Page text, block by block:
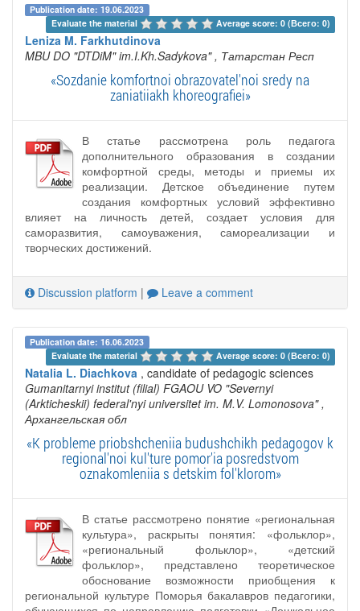
Publication date: 19.06.2023
Evaluate the material
Average score: 0 (Всего: 0)
Leniza M. Farkhutdinova
MBU DO "DTDiM" im.I.Kh.Sadykova" , Татарстан Респ
«Sozdanie komfortnoi obrazovatel'noi sredy na
zaniatiiakh khoreografiei»
В статье рассмотрена роль педагога
дополнительного образования в создании
комфортной среды, методы и приемы их
реализации. Детское объединение путем
создания комфортных условий эффективно
влияет на личность детей, создает условия для
саморазвития, самоуважения, самореализации и
творческих достижений.
Discussion platform | Leave a comment
Publication date: 16.06.2023
Evaluate the material
Average score: 0 (Всего: 0)
Natalia L. Diachkova , candidate of pedagogic sciences
Gumanitarnyi institut (filial) FGAOU VO "Severnyi
(Arkticheskii) federal'nyi universitet im. M.V. Lomonosova" ,
Архангельская обл
«K probleme priobshcheniia budushchikh pedagogov k
regional'noi kul'ture pomor'ia posredstvom
oznakomleniia s detskim fol'klorom»
В статье рассмотрено понятие «региональная
культура», раскрыты понятия: «фольклор»,
«региональный фольклор», «детский
фольклор», представлено теоретическое
обоснование возможности приобщения к
региональной культуре Поморья бакалавров педагогики,